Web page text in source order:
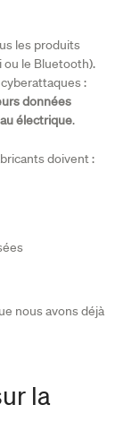
les produits
ou le Bluetooth).
cyberattaques :
données
électrique.
doivent :
nous avons déjà
la